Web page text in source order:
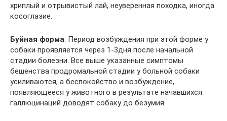
хриплый и отрывистый лай, неуверенная походка, иногда
косоглазие.
Буйная форма. Период возбуждения при этой форме у
собаки проявляется через 1-3дня после начальной
стадии болезни. Все выше указанные симптомы
бешенства продромальной стадии у больной собаки
усиливаются, а беспокойство и возбуждение,
появляющееся у животного в результате начавшихся
галлюцинаций доводят собаку до безумия.